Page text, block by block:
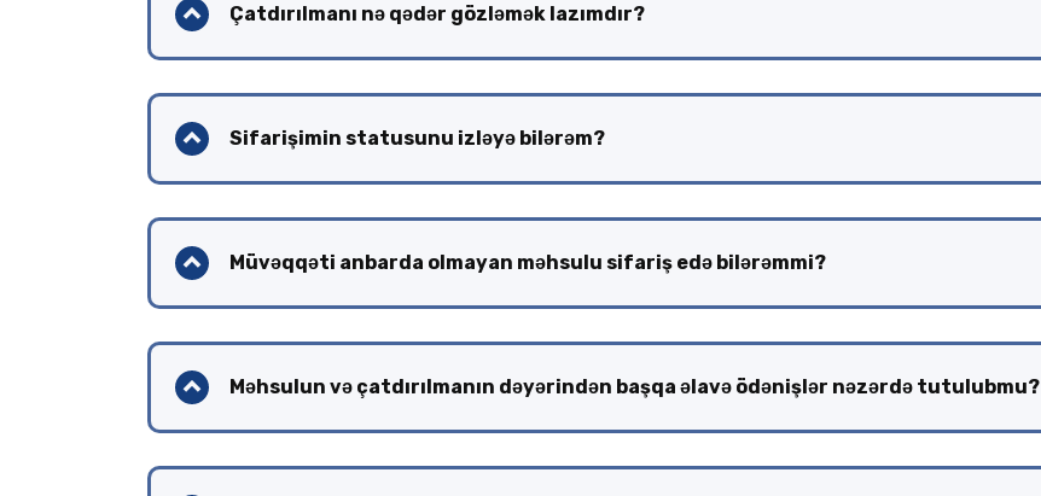
Çatdırılmanı nə qədər gözləmək lazımdır?
Sifarişimin statusunu izləyə bilərəm?
Müvəqqəti anbarda olmayan məhsulu sifariş edə bilərəmmi?
Məhsulun və çatdırılmanın dəyərindən başqa əlavə ödənişlər nəzərdə tutulubmu?